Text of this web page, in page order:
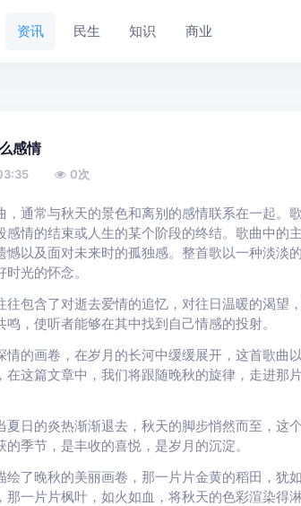
资讯 民生 知识 商业
感情
0次
，通常与秋天的景色和离别的感情联系在一起
感情的结束或人生的某个阶段的终结。歌曲中的
憾以及面对未来时的孤独感。整首歌以一种淡淡
光的怀念。
包含了对逝去爱情的追忆，对往日温暖的渴望
，使听者能够在其中找到自己情感的投射。
的画卷，在岁月的长河中缓缓展开，这首歌曲
在这篇文章中，我们将跟随晚秋的旋律，走进那
日的炎热渐渐退去，秋天的脚步悄然而至，这
季节，是丰收的喜悦，是岁月的沉淀。
绘了晚秋的美丽画卷，那一片片金黄的稻田，犹
一片片枫叶，如火如血，将秋天的色彩渲染得